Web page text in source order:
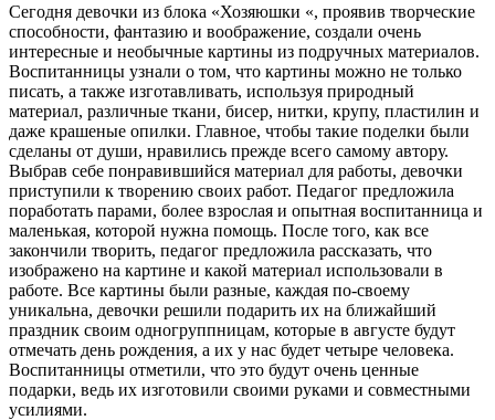
Сегодня девочки из блока «Хозяюшки «, проявив творческие
способности, фантазию и воображение, создали очень
интересные и необычные картины из подручных материалов.
Воспитанницы узнали о том, что картины можно не только
писать, а также изготавливать, используя природный
материал, различные ткани, бисер, нитки, крупу, пластилин и
даже крашеные опилки. Главное, чтобы такие поделки были
сделаны от души, нравились прежде всего самому автору.
Выбрав себе понравившийся материал для работы, девочки
приступили к творению своих работ. Педагог предложила
поработать парами, более взрослая и опытная воспитанница и
маленькая, которой нужна помощь. После того, как все
закончили творить, педагог предложила рассказать, что
изображено на картине и какой материал использовали в
работе. Все картины были разные, каждая по-своему
уникальна, девочки решили подарить их на ближайший
праздник своим одногруппницам, которые в августе будут
отмечать день рождения, а их у нас будет четыре человека.
Воспитанницы отметили, что это будут очень ценные
подарки, ведь их изготовили своими руками и совместными
усилиями.